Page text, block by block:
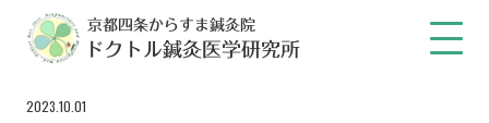
京都四条からすま鍼灸院
ドクトル鍼灸医学研究所
2023.10.01